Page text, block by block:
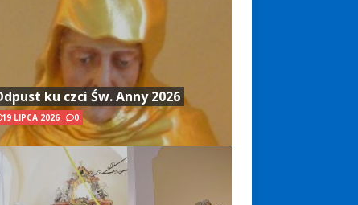
ku czci Św. Anny 2026
19 LIPCA 2026 0